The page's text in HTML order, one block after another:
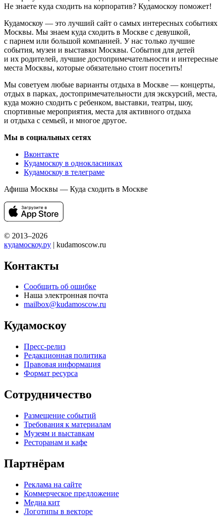
Не знаете куда сходить на корпоратив? Кудамоскоу поможет!
Кудамоскоу — это лучший сайт о самых интересных событиях
Москвы. Мы знаем куда сходить в Москве с девушкой,
с парнем или большой компанией. У нас только лучшие
события, музеи и выставки Москвы. События для детей
и их родителей, лучшие достопримечательности и интересные
места Москвы, которые обязательно стоит посетить!
Мы советуем любые варианты отдыха в Москве — концерты,
отдых в парках, достопримечательности для экскурсий, места,
куда можно сходить с ребенком, выставки, театры, шоу,
спортивные мероприятия, места для активного отдыха
и отдыха с семьей, и многое другое.
Мы в социальных сетях
Вконтакте
Кудамоскоу в однокласниках
Кудамоскоу в телеграме
Афиша Москвы — Куда сходить в Москве
© 2013–2026
кудамоскоу.ру | kudamoscow.ru
Контакты
Сообщить об ошибке
Наша электронная почта
mailbox@kudamoscow.ru
Кудамоскоу
Пресс-релиз
Редакционная политика
Правовая информация
Формат ресурса
Сотрудничество
Размещение событий
Требования к материалам
Музеям и выставкам
Ресторанам и кафе
Партнёрам
Реклама на сайте
Коммерческое предложение
Медиа кит
Логотипы в векторе